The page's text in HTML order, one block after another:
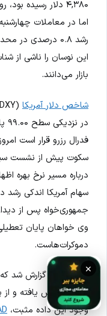
اما در معاملات
این نوسان را ناشی از
بازار می‌دانند.
شاخص دلار آمریکا
فدرال رزرو قرار است
سکوت پیش از نشست
درباره مسیر نرخ بهره
سهام آمریکا اندکی رشد
جمهوری‌خواه پس از
وی خواهان پایان
دموکرات‌هاست.
وجود این داده مثبت،
×